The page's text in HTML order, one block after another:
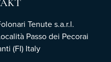
Tenute s.a.r.l.
Passo dei Pecorai
(FI) Italy